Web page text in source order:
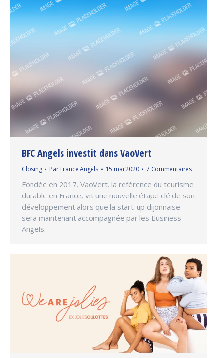
BFC Angels investit dans VaoVert
Closing Par France Angels 15 mai 2020 7 Commentaires
Fondée en 2017, VaoVert, la référence du tourisme
durable en France, vit une nouvelle étape clé de son
développement alors que la start-up dijonnaise
sera maintenant accompagnée par les Business
Angels.